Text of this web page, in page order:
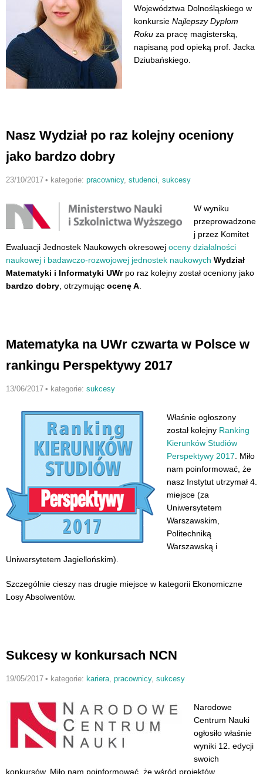
Województwa Dolnośląskiego w
konkursie Najlepszy Dyplom
Roku za pracę magisterską,
napisaną pod opieką prof. Jacka
Dziubańskiego.
Nasz Wydział po raz kolejny oceniony
jako bardzo dobry
23/10/2017 • kategorie: pracownicy, studenci sukcesy
W wyniku
przeprowadzone
j przez Komitet
Ewaluacji Jednostek Naukowych okresowej oceny działalności
naukowej i badawczo-rozwojowej jednostek naukowych Wydział
Matematyki i Informatyki UWrpo raz kolejny został oceniony jako
bardzo dobry , otrzymując ocenę A
Matematyka na UWr czwarta w Polsce w
rankingu Perspektywy 2017
13/06/2017 • kategorie: sukcesy
Właśnie ogłoszony
został kolejny Ranking
Kierunków Studiów
Perspektywy 2017 . Miło
nam poinformować, że
nasz Instytut utrzymał 4.
miejsce (za
Uniwersytetem
Warszawskim,
Politechniką
Warszawską i
Uniwersytetem Jagiellońskim).
Szczególnie cieszy nas drugie miejsce w kategorii Ekonomiczne
Losy Absolwentów.
Sukcesy w konkursach NCN
19/05/2017 • kategorie: kariera, pracownicy, sukcesy
Narodowe
Centrum Nauki
ogłosiło właśnie
wyniki 12. edycji
swoich
konkursów. Miło nam poinformować, że wśród projektów